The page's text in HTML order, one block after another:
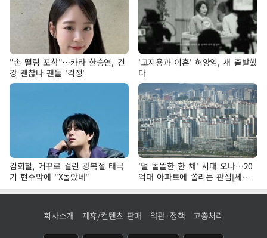
"손 떨림 포착"…카라 한승연, 건
강 괜찮나 팬들 '걱정'
'고지용과 이혼' 허양임, 새 출발했
다
김희철, 거꾸로 걸린 광복절 태극
기 현수막에 "X돌았네"
'덜 똘똘한 한 채' 시대 오나…20
억대 아파트에 쏠리는 관심[세제
개편, 그 이후②]
회사소개 제휴/컨텐츠 판매 약관·정책 고충처리